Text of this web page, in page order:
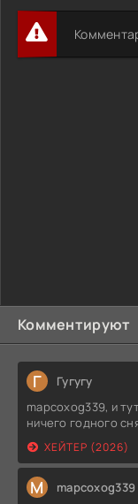
Комментируют
Г Гугугу
mapcoxog339, и
ничего годного
ХЕЙТЕР (2026)
M mapcoxog339